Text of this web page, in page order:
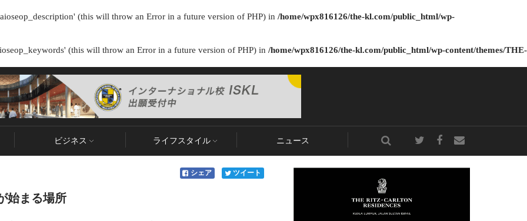
(this will throw an Error in a future version of PHP) in /home/wpx816126/the-kl.com/public_html/wp-
(this will throw an Error in a future version of PHP) in /home/wpx816126/the-kl.com/public_html/wp-content/themes/THE-
ビジネス ライフスタイル ニュース
シェア ツイート
始まる場所